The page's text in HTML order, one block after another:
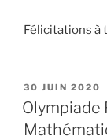
Félicitations à
PUBLIÉ
LE
30 JUIN 2020
Olympiade